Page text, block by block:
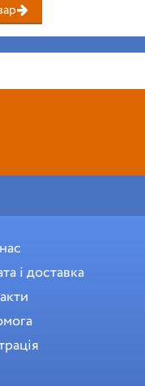
і доставка